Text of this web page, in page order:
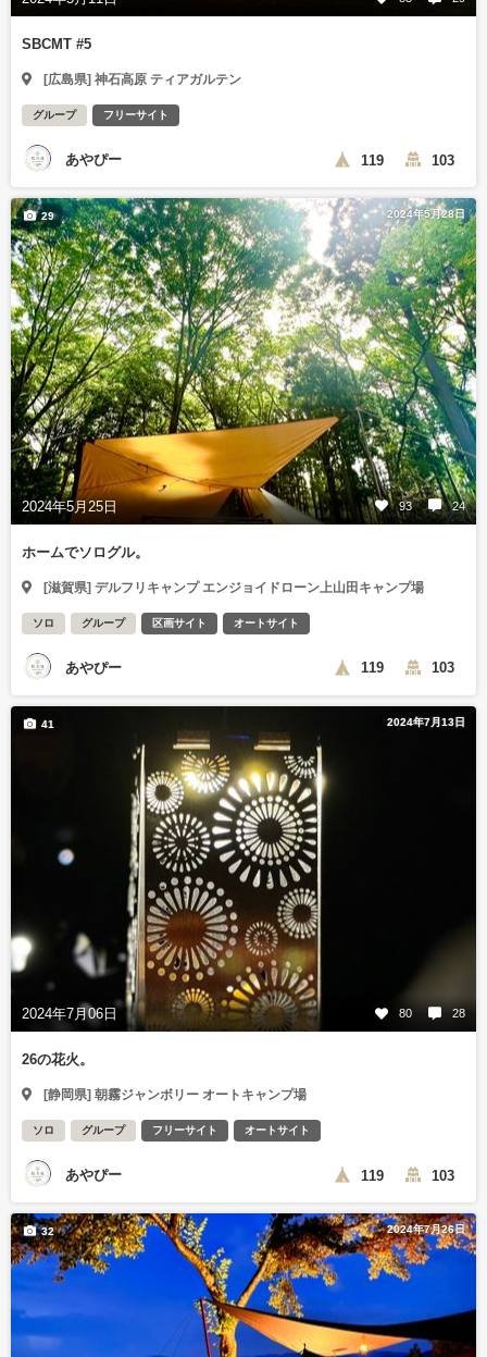
SBCMT #5
[広島県] 神石高原 ティアガルテン
グループ フリーサイト
あやぴー 119 103
2024年5月28日
2024年5月25日 93 24
29
ホームでソログル。
[滋賀県] デルフリキャンプ エンジョイドローン上山田キャンプ場
ソロ グループ 区画サイト オートサイト
あやぴー 119 103
2024年7月13日
2024年7月06日 80 28
41
26の花火。
[静岡県] 朝霧ジャンボリー オートキャンプ場
ソロ グループ フリーサイト オートサイト
あやぴー 119 103
2024年7月26日
32